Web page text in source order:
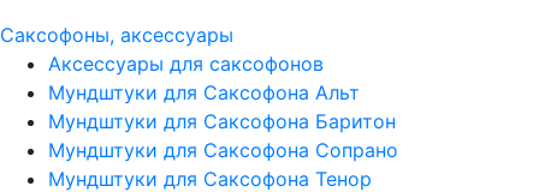
Саксофоны, аксессуары
Аксессуары для саксофонов
Мундштуки для Саксофона Альт
Мундштуки для Саксофона Баритон
Мундштуки для Саксофона Сопрано
Мундштуки для Саксофона Тенор